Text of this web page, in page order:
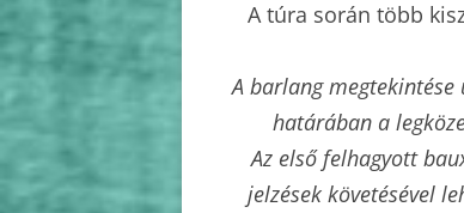
A túra során több
A barlang
határában a
Az első felhagyott
jelzések követésével